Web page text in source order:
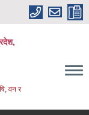
वन र